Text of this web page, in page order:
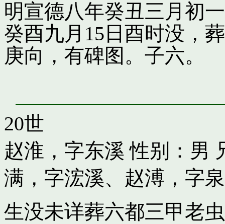
明宣德八年癸丑三月初
癸酉九月15日酉时没，
庚向，有碑图。子六。
20世
赵淮，字东溪 性别：男
满，字浤溪、 赵溥，字
生没未详葬六都三甲老